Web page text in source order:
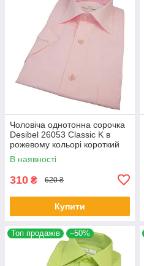
Чоловіча однотонна сорочка
Desibel 26053 Classic K в
рожевому кольорі короткий
рукав
В наявності
310 ₴ 620 ₴
Купити
Топ продажів –50%